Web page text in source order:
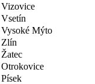
Vizovice
Vsetín
Vysoké Mýto
Zlín
Žatec
Otrokovice
Písek